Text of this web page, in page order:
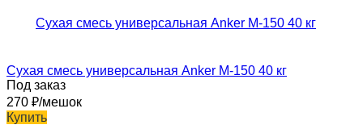
Сухая смесь универсальная Anker М-150 40 кг
Под заказ
270 ₽/мешок
Купить